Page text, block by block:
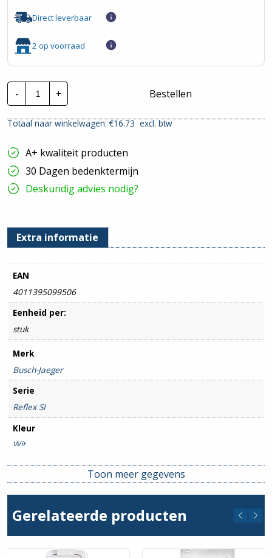
Direct leverbaar
2 op voorraad
-
Busch-
Jaeger
Reflex
|
5V
-
Wit
|
2515-
214
+ Bestellen
Totaal naar winkelwagen: €16.73excl. btw
A+ kwaliteit producten
30 Dagen bedenktermijn
Deskundig advies nodig?
Extra informatie
EAN
4011395099506
Eenheid per:
stuk
Merk
Busch-Jaeger
Serie
Reflex SI
Kleur
Wit
Type / Soort
Afdekraam
IP20
Montagewijze
Toon meer gegevens
Gerelateerde producten